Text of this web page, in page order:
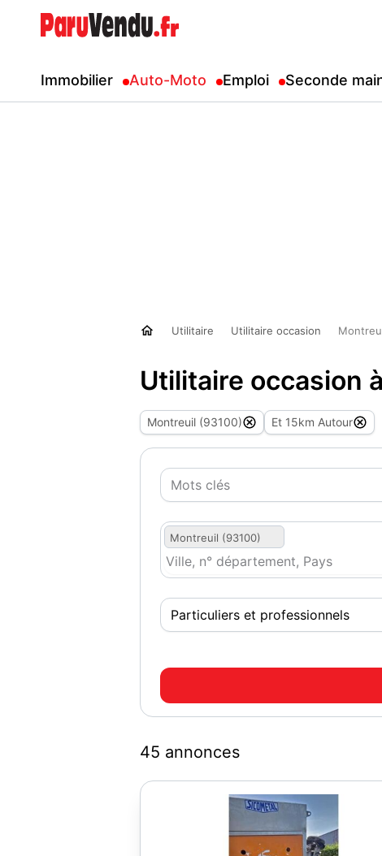
Immobilier Auto-Moto Emploi Seconde
Utilitaire Utilitaire occasion
Utilitaire occasion
Montreuil (93100) Et 15km Autour
Montreuil (93100)
45 annonces